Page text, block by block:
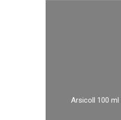
Arsicoll 100 ml